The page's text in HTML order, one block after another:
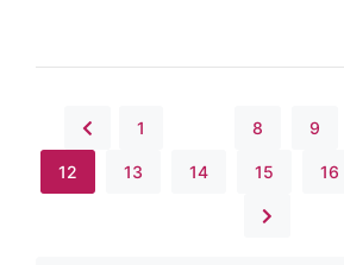
1 8 9
12 13 14 15 16